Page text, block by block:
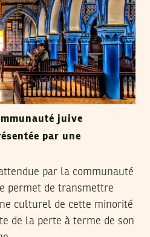
juive
par une
par la communauté
permet de transmettre
culturel de cette minorité
de la perte à terme de son